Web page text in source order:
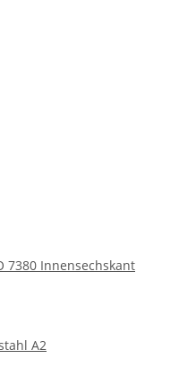
7380 Innensechskant